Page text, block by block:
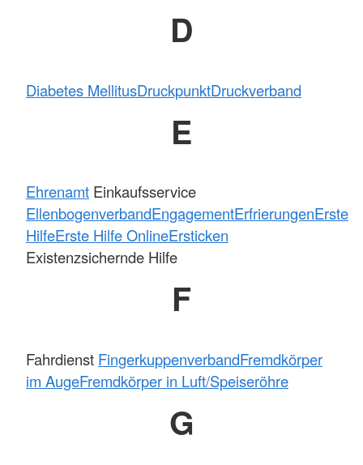
D
Diabetes MellitusDruckpunktDruckverband
E
Ehrenamt Einkaufsservice
EllenbogenverbandEngagementErfrierungenErste
HilfeErste Hilfe OnlineErsticken
Existenzsichernde Hilfe
F
Fahrdienst FingerkuppenverbandFremdkörper
im AugeFremdkörper in Luft/Speiseröhre
G